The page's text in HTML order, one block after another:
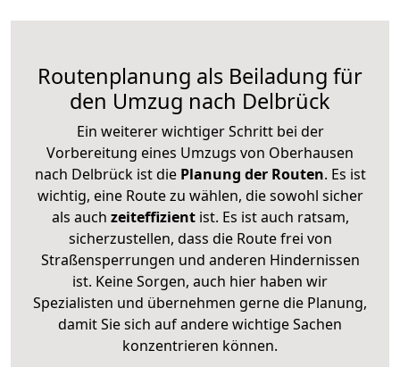
Routenplanung als Beiladung für
den Umzug nach Delbrück
Ein weiterer wichtiger Schritt bei der
Vorbereitung eines Umzugs von Oberhausen
nach Delbrück ist diePlanung der Routen. Es ist
wichtig, eine Route zu wählen, die sowohl sicher
als auch zeiteffizientist. Es ist auch ratsam,
sicherzustellen, dass die Route frei von
Straßensperrungen und anderen Hindernissen
ist. Keine Sorgen, auch hier haben wir
Spezialisten und übernehmen gerne die Planung,
damit Sie sich auf andere wichtige Sachen
konzentrieren können.